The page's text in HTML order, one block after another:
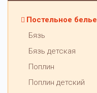
Постельное белье
Бязь
Бязь детская
Поплин
Поплин детский